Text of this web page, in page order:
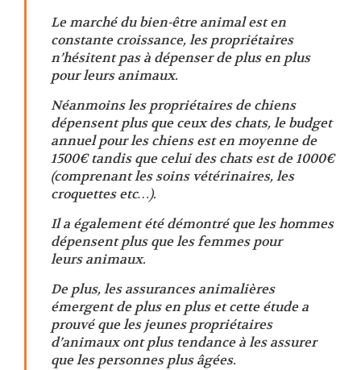
Le marché du bien-être animal est en
constante croissance, les propriétaires
n’hésitent pas à dépenser de plus en plus
pour leurs animaux.
Néanmoins les propriétaires de chiens
dépensent plus que ceux des chats, le budget
annuel pour les chiens est en moyenne de
1500€ tandis que celui des chats est de 1000€
(comprenant les soins vétérinaires, les
croquettes etc…).
Il a également été démontré que les hommes
dépensent plus que les femmes pour
leurs animaux.
De plus, les assurances animalières
émergent de plus en plus et cette étude a
prouvé que les jeunes propriétaires
d’animaux ont plus tendance à les assurer
que les personnes plus âgées.